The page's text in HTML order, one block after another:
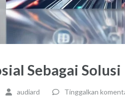
Sebagai Solusi
audiard Tinggalkan